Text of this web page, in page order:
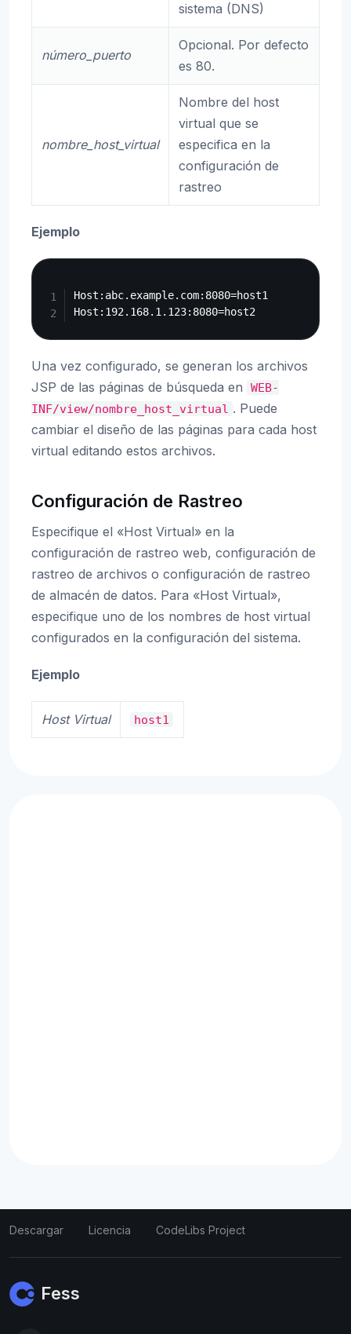
sistema (DNS)
número_puerto
Opcional. Por defecto
es 80.
nombre_host_virtual
Nombre del host
virtual que se
especifica en la
configuración de
rastreo
Ejemplo
Host:abc.example.com:8080=host1
Una vez configurado, se generan los archivos
JSP de las páginas de búsqueda en
WEB-
INF/view/nombre_host_virtual . Puede
cambiar el diseño de las páginas para cada host
virtual editando estos archivos.
Configuración de Rastreo
Especifique el «Host Virtual» en la
configuración de rastreo web, configuración de
rastreo de archivos o configuración de rastreo
de almacén de datos. Para «Host Virtual»,
especifique uno de los nombres de host virtual
configurados en la configuración del sistema.
Ejemplo
Host Virtual host1
Descargar Licencia CodeLibs Project
Fess